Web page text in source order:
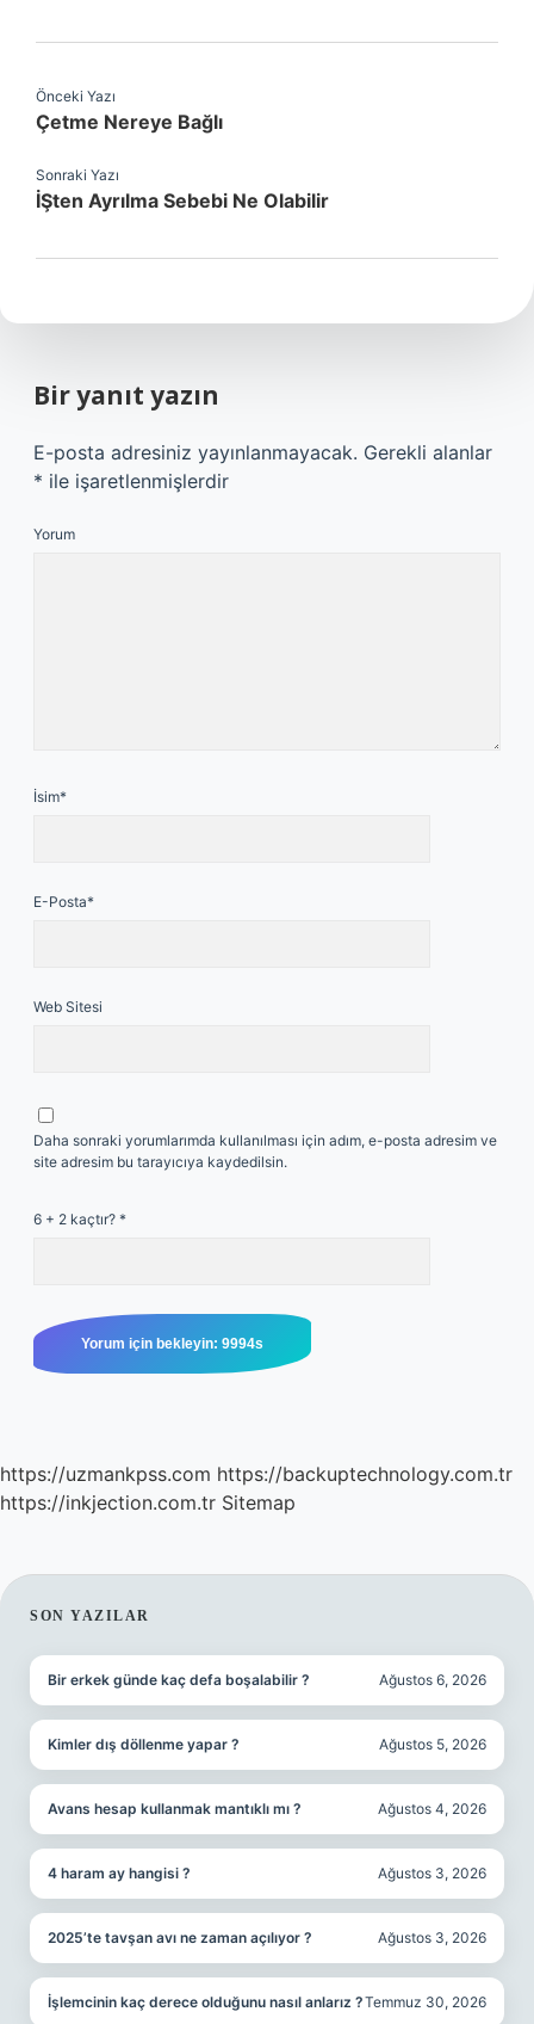
Önceki Yazı
Çetme Nereye Bağlı
Sonraki Yazı
İŞten Ayrılma Sebebi Ne Olabilir
Bir yanıt yazın
E-posta adresiniz yayınlanmayacak. Gerekli alanlar
* ile işaretlenmişlerdir
Yorum
İsim*
E-Posta*
Web Sitesi
Daha sonraki yorumlarımda kullanılması için adım, e-posta adresim ve
site adresim bu tarayıcıya kaydedilsin.
6 + 2 kaçtır? *
https://uzmankpss.com https://backuptechnology.com.tr
https://inkjection.com.tr Sitemap
SIDEBAR
SON YAZILAR
Bir erkek günde kaç defa boşalabilir ? Ağustos 6, 2026
Kimler dış döllenme yapar ? Ağustos 5, 2026
Avans hesap kullanmak mantıklı mı ? Ağustos 4, 2026
4 haram ay hangisi ? Ağustos 3, 2026
2025’te tavşan avı ne zaman açılıyor ? Ağustos 3, 2026
İşlemcinin kaç derece olduğunu nasıl anlarız ?Temmuz 30, 2026